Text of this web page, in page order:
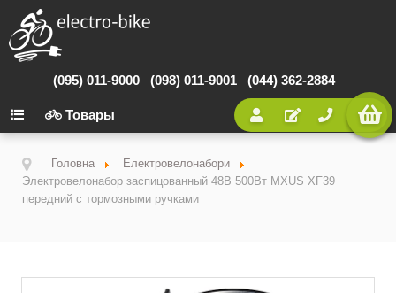
(095) 011-9000 (098) 011-9001 (044) 362-2884
Товары
Головна
Електровелонабори
Электровелонабор заспицованный 48В 500Вт MXUS XF39
передний с тормозными ручками